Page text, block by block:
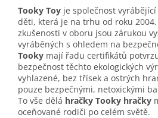
Tooky Toy je společnost
děti, která je na trhu od roku
zkušenosti v oboru jsou zárukou
vyráběných s ohledem na
Tooky mají řadu certifikátů
bezpečnost těchto ekologických
vyhlazené, bez třísek a ostrých
pouze bezpečnými, netoxickými
To vše dělá hračky Tooky hračky
oceňované rodiči po celém světě.